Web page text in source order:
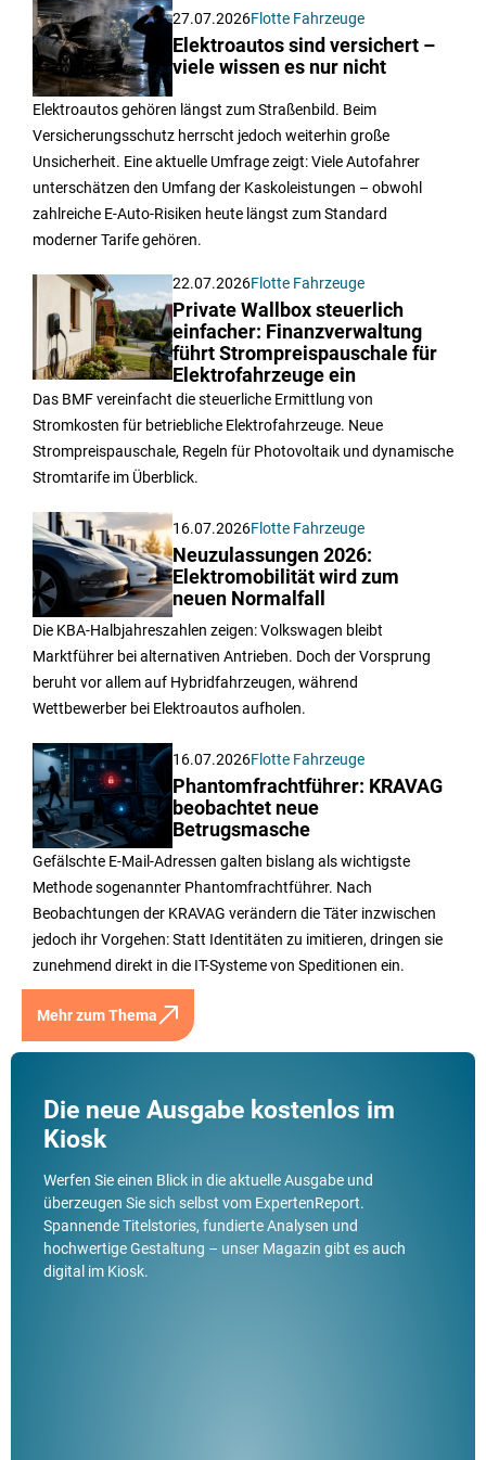
27.07.2026Flotte Fahrzeuge
Elektroautos sind versichert –
viele wissen es nur nicht
Elektroautos gehören längst zum Straßenbild. Beim
Versicherungsschutz herrscht jedoch weiterhin große
Unsicherheit. Eine aktuelle Umfrage zeigt: Viele Autofahrer
unterschätzen den Umfang der Kaskoleistungen – obwohl
zahlreiche E-Auto-Risiken heute längst zum Standard
moderner Tarife gehören.
22.07.2026Flotte Fahrzeuge
Private Wallbox steuerlich
einfacher: Finanzverwaltung
führt Strompreispauschale für
Elektrofahrzeuge ein
Das BMF vereinfacht die steuerliche Ermittlung von
Stromkosten für betriebliche Elektrofahrzeuge. Neue
Strompreispauschale, Regeln für Photovoltaik und dynamische
Stromtarife im Überblick.
16.07.2026Flotte Fahrzeuge
Neuzulassungen 2026:
Elektromobilität wird zum
neuen Normalfall
Die KBA-Halbjahreszahlen zeigen: Volkswagen bleibt
Marktführer bei alternativen Antrieben. Doch der Vorsprung
beruht vor allem auf Hybridfahrzeugen, während
Wettbewerber bei Elektroautos aufholen.
16.07.2026Flotte Fahrzeuge
Phantomfrachtführer: KRAVAG
beobachtet neue
Betrugsmasche
Gefälschte E-Mail-Adressen galten bislang als wichtigste
Methode sogenannter Phantomfrachtführer. Nach
Beobachtungen der KRAVAG verändern die Täter inzwischen
jedoch ihr Vorgehen: Statt Identitäten zu imitieren, dringen sie
zunehmend direkt in die IT-Systeme von Speditionen ein.
Mehr zum Thema
Die neue Ausgabe kostenlos im
Kiosk
Werfen Sie einen Blick in die aktuelle Ausgabe und
überzeugen Sie sich selbst vom ExpertenReport.
Spannende Titelstories, fundierte Analysen und
hochwertige Gestaltung – unser Magazin gibt es auch
digital im Kiosk.